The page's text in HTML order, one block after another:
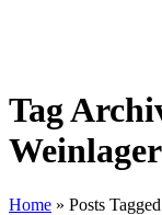
Tag
Home » Posts